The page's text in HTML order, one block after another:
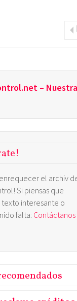
– Nuestra
el archiv
Si piensas que
texto interesante o
falta: Contáctanos